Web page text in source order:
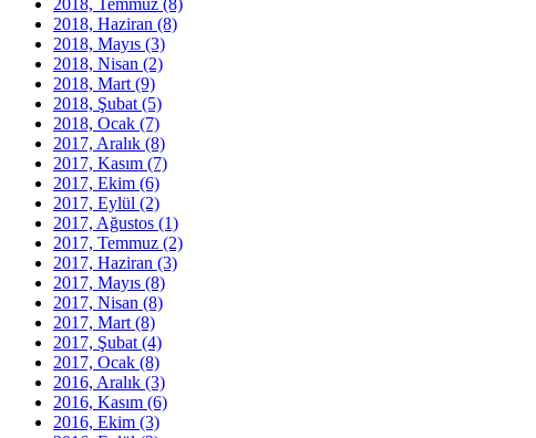
2018, Temmuz (8)
2018, Haziran (8)
2018, Mayıs (3)
2018, Nisan (2)
2018, Mart (9)
2018, Şubat (5)
2018, Ocak (7)
2017, Aralık (8)
2017, Kasım (7)
2017, Ekim (6)
2017, Eylül (2)
2017, Ağustos (1)
2017, Temmuz (2)
2017, Haziran (3)
2017, Mayıs (8)
2017, Nisan (8)
2017, Mart (8)
2017, Şubat (4)
2017, Ocak (8)
2016, Aralık (3)
2016, Kasım (6)
2016, Ekim (3)